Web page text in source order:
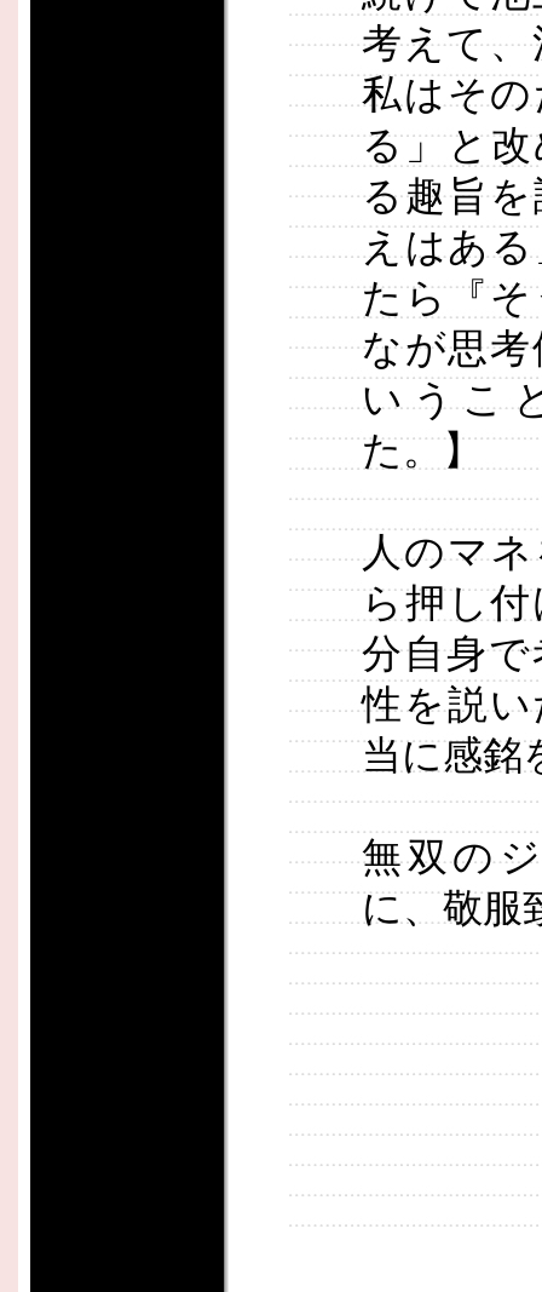
考えて
私はそ
る」と
る趣旨
えはあ
たら『
なが思
いうこ
た。】
人のマ
ら押し
分自身
性を説
当に感銘
無双の
に、敬服